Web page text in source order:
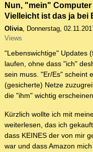
Nun, "mein"
Vielleicht ist das ja bei
Olivia, Donnerstag,
Views
"Lebenswichtige" Updates
laufen, ohne dass "ich"
sein muss. "Er/Es" scheint
(gesicherte) Netze
die "ihm" wichtig
Kürzlich wollte ich mit
weiterlesen, das ich
dass KEINES der von mir
war und dass Amazon